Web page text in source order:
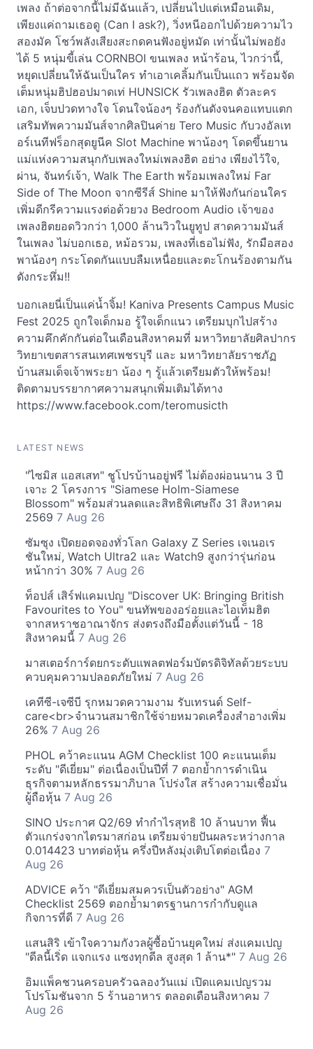
เพลง ถ้าต่อจากนี้ไม่มีฉันแล้ว, เปลี่ยนไปแต่เหมือนเดิม,
เพียงแค่ถามเธอดู (Can I ask?), วิ่งหนีออกไปด้วยความไว
สองมัค โชว์พลังเสียงสะกดคนฟังอยู่หมัด เท่านั้นไม่พอยัง
ได้ 5 หนุ่มขี้เล่น CORNBOI ขนเพลง หน้าร้อน, ไวกว่านี้,
หยุดเปลี่ยนให้ฉันเป็นใคร ทำเอาเคลิ้มกันเป็นแถว พร้อมจัด
เต็มหนุ่มฮิปฮอปมาดเท่ HUNSICK รัวเพลงฮิต ตัวละคร
เอก, เจ็บปวดทางใจ โดนใจน้องๆ ร้องกันดังจนคอแทบแตก
เสริมทัพความมันส์จากศิลปินค่าย Tero Music กับวงอัลเท
อร์เนทีฟร็อกสุดยูนีค Slot Machine พาน้องๆ โดดขึ้นยาน
แม่แห่งความสนุกกับเพลงใหม่เพลงฮิต อย่าง เพียงไว้ใจ,
ผ่าน, จันทร์เจ้า, Walk The Earth พร้อมเพลงใหม่ Far
Side of The Moon จากซีรีส์ Shine มาให้ฟังกันก่อนใคร
เพิ่มดีกรีความแรงต่อด้วยวง Bedroom Audio เจ้าของ
เพลงฮิตยอดวิวกว่า 1,000 ล้านวิวในยูทูป สาดความมันส์
ในเพลง ไม่บอกเธอ, หม้อรวม, เพลงที่เธอไม่ฟัง, รักมือสอง
พาน้องๆ กระโดดกันแบบลืมเหนื่อยและตะโกนร้องตามกัน
ดังกระหึ่ม!!
บอกเลยนี่เป็นแค่น้ำจิ้ม! Kaniva Presents Campus Music
Fest 2025 ถูกใจเด็กมอ รู้ใจเด็กแนว เตรียมบุกไปสร้าง
ความคึกคักกันต่อในเดือนสิงหาคมที่ มหาวิทยาลัยศิลปากร
วิทยาเขตสารสนเทศเพชรบุรี และ มหาวิทยาลัยราชภัฏ
บ้านสมเด็จเจ้าพระยา น้อง ๆ รู้แล้วเตรียมตัวให้พร้อม!
ติดตามบรรยากาศความสนุกเพิ่มเติมได้ทาง
https://www.facebook.com/teromusicth
LATEST NEWS
"ไซมิส แอสเสท" ชูโปรบ้านอยู่ฟรี ไม่ต้องผ่อนนาน 3 ปี
เจาะ 2 โครงการ "Siamese Holm-Siamese
Blossom" พร้อมส่วนลดและสิทธิพิเศษถึง 31 สิงหาคม
2569 7 Aug 26
ซัมซุง เปิดยอดจองทั่วโลก Galaxy Z Series เจเนอเร
ชันใหม่, Watch Ultra2 และ Watch9 สูงกว่ารุ่นก่อน
หน้ากว่า 30% 7 Aug 26
ท็อปส์ เสิร์ฟแคมเปญ "Discover UK: Bringing British
Favourites to You" ขนทัพของอร่อยและไอเท็มฮิต
จากสหราชอาณาจักร ส่งตรงถึงมือตั้งแต่วันนี้ - 18
สิงหาคมนี้ 7 Aug 26
มาสเตอร์การ์ดยกระดับแพลตฟอร์มบัตรดิจิทัลด้วยระบบ
ควบคุมความปลอดภัยใหม่ 7 Aug 26
เคทีซี-เจซีบี รุกหมวดความงาม รับเทรนด์ Self-
care<br>จำนวนสมาชิกใช้จ่ายหมวดเครื่องสำอางเพิ่ม
26% 7 Aug 26
PHOL คว้าคะแนน AGM Checklist 100 คะแนนเต็ม
ระดับ "ดีเยี่ยม" ต่อเนื่องเป็นปีที่ 7 ตอกย้ำการดำเนิน
ธุรกิจตามหลักธรรมาภิบาล โปร่งใส สร้างความเชื่อมั่น
ผู้ถือหุ้น 7 Aug 26
SINO ประกาศ Q2/69 ทำกำไรสุทธิ 10 ล้านบาท ฟื้น
ตัวแกร่งจากไตรมาสก่อน เตรียมจ่ายปันผลระหว่างกาล
0.014423 บาทต่อหุ้น ครึ่งปีหลังมุ่งเติบโตต่อเนื่อง 7
Aug 26
ADVICE คว้า "ดีเยี่ยมสมควรเป็นตัวอย่าง" AGM
Checklist 2569 ตอกย้ำมาตรฐานการกำกับดูแล
กิจการที่ดี 7 Aug 26
แสนสิริ เข้าใจความกังวลผู้ซื้อบ้านยุคใหม่ ส่งแคมเปญ
"ดีลนี้เริ่ด แจกแรง แซงทุกดีล สูงสุด 1 ล้าน*" 7 Aug 26
อิมแพ็คชวนครอบครัวฉลองวันแม่ เปิดแคมเปญรวม
โปรโมชันจาก 5 ร้านอาหาร ตลอดเดือนสิงหาคม 7
Aug 26